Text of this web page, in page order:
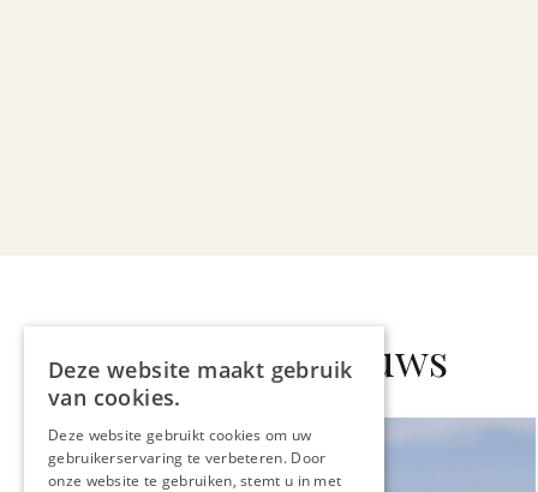
Gerelateerd nieuws
Deze website maakt gebruik
van cookies.
Deze website gebruikt cookies om uw
gebruikerservaring te verbeteren. Door
onze website te gebruiken, stemt u in met